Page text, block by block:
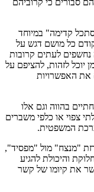
סבורים כי קרוביהם
קדימה" במיוחד
כל מושם דגש על
לעתים קרובות
יוכל לזהות, להציפם על
את האפשרויות
בהווה וגם אלו
צפוי או כלפי משברים
המשפטית.
"מנצח" מול "מפסיד",
והיכולת להגיע
את קיומו של קשר